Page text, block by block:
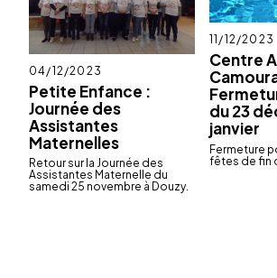
Petite Enfance :
Journée des
Assistantes
Maternelles
Publié
04/12/2023
Retour sur la Jour­née des
Assis­tantes Mater­nelle du
samedi 25 novembre à Douzy.
Centre
du 23
janvier
Publié
le
11/12/2023
Ferme­ture
fêtes de fin